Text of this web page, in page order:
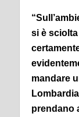
si è
mandare
prendano